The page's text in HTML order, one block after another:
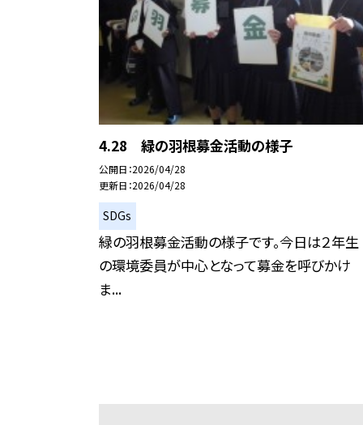
4.28 緑の羽根募金活動の様子
公開日 2026/04/28
更新日 2026/04/28
SDGs
緑の羽根募金活動の様子です。今日は２年生
の環境委員が中心となって募金を呼びかけ
ま...